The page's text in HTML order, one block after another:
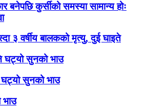
बनेपछि कुर्सीको समस्या सामान्य होः
३ वर्षीय बालकको मृत्यु, दुई घाइते
घट्यो सुनको भाउ
सुनको भाउ
भाउ